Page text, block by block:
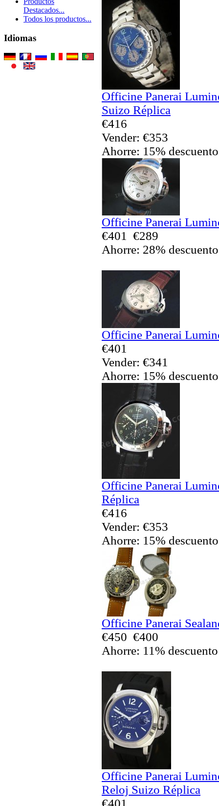
Destacados...
Todos los productos...
Idiomas
Officine Panerai
Suizo Réplica
€416
Vender: €353
Ahorre: 15% descuento
Officine Panerai
€401
€289
Ahorre: 28% descuento
Officine Panerai
€401
Vender: €341
Ahorre: 15% descuento
Officine Panerai
Réplica
€416
Vender: €353
Ahorre: 15% descuento
Officine Panerai
€450 €400
Ahorre: 11% descuento
Officine Panerai
Reloj Suizo Réplica
€401